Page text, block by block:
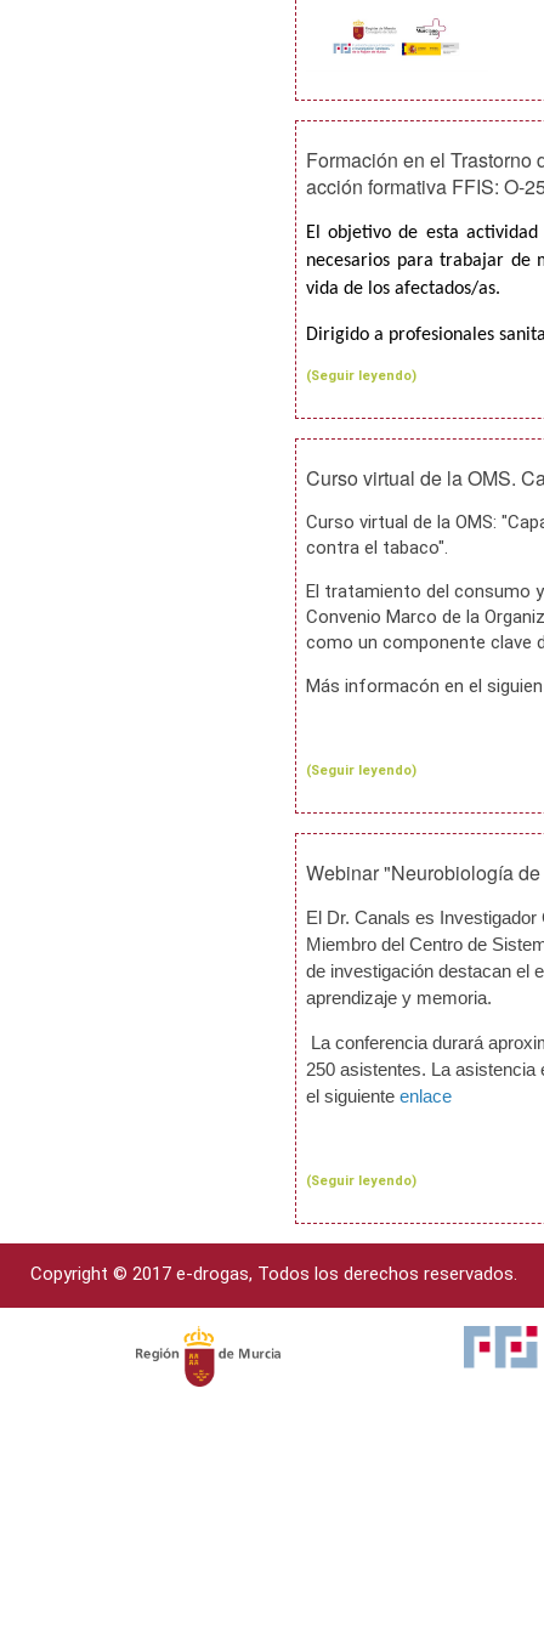
Formación en el
acción formativa FFIS: O-
El objetivo de esta
necesarios para trabajar de
vida de los afectados/as.
Dirigido a profesionales
(Seguir leyendo)
Curso virtual de la OMS.
Curso virtual de la OMS:
contra el tabaco".
El tratamiento del consumo
Convenio Marco de la
como un componente clave
Más informacón en el
(Seguir leyendo)
Webinar "Neurobiología
El Dr. Canals es
Miembro del Centro de
de investigación destacan el
aprendizaje y memoria.
La conferencia durará
250 asistentes. La asistencia
el siguiente enlace
(Seguir leyendo)
Copyright © 2017 e-drogas, Todos los derechos reservados.